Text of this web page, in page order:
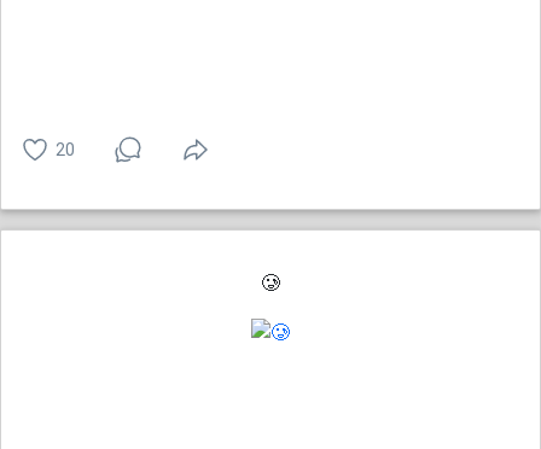
20
🥲